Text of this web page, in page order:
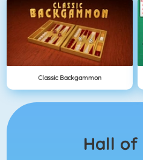
Classic Backgammon
Hall of